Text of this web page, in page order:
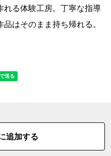
れる体験工房。丁寧な指導
はそのまま持ち帰れる。
追加する